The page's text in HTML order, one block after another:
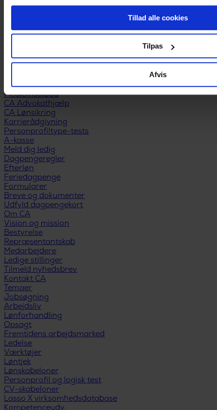
Tillad alle cookies
Tilpas
Afvis
Log ind og se webinaret, når det passer dig
Fandt du ikke det, du ledte efter?
Medlemsfordele
Anbefal nyt CA-medlem
Medlemstilbud
CA Advokathjælp
CA Lønsikring
Karrierådgivning
Personprofiltype-tests
A-kasse
Meld dig ledig
Dagpengeregler
Efterløn
Feriedagpenge
Formularer
Breve og dokumenter
Udfyld dagpengekort
Om CA
Vision og mission
Bestyrelse
Repræsentantskab
Medarbejdere
Ledige stillinger
Tilmeld nyhedsbrev
Kontakt CA
Temaer
Jobsøgning
Arbejdsliv
Lønforhandling
Opsagt
Fremtidens arbejdsmarked
Ledelse
Værktøjer
Løntjek
Lønskabeloner
Personprofil og logisk test
CV-skabeloner
Lasso X virksomhedsdatabase